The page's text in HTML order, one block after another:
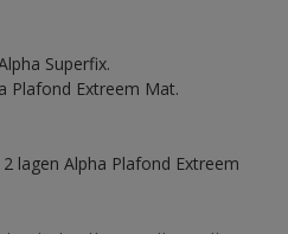
Superfix.
Plafond Extreem Mat.
lagen Alpha Plafond Extreem